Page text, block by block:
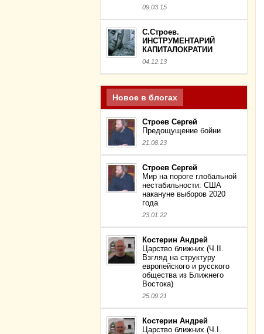
09.03.15
С.Строев.
ИНСТРУМЕНТАРИЙ
КАПИТАЛОКРАТИИ
04.12.13
Новое в блогах
Строев Сергей
Предощущение бойни
21.08.23
Строев Сергей
Мир на пороге глобальной
нестабильности: США
накануне выборов 2020
года
23.01.22
Костерин Андрей
Царство ближних (Ч.II.
Взгляд на структуру
европейского и русского
общества из Ближнего
Востока)
25.09.21
Костерин Андрей
Царство ближних (Ч.I.